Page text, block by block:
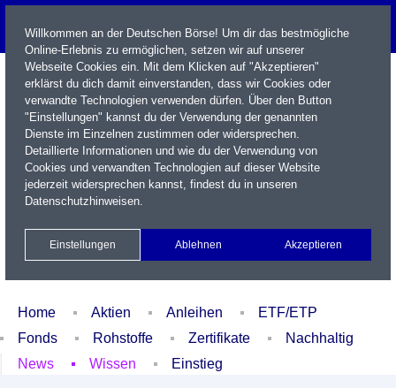
Name / WKN / ISIN / Kürzel
Xetra Realtime
Watchlist Portfolio Login
Home Aktien Anleihen
ETF/ETP
Fonds
Rohstoffe Zertifikate
Nachhaltig
News
Wissen Einstieg
Willkommen an der Deutschen Börse! Um dir das bestmögliche
Online-Erlebnis zu ermöglichen, setzen wir auf unserer
Webseite Cookies ein. Mit dem Klicken auf "Akzeptieren"
erklärst du dich damit einverstanden, dass wir Cookies oder
verwandte Technologien verwenden dürfen. Über den Button
"Einstellungen" kannst du der Verwendung der genannten
Dienste im Einzelnen zustimmen oder widersprechen.
Detaillierte Informationen und wie du der Verwendung von
Cookies und verwandten Technologien auf dieser Website
jederzeit widersprechen kannst, findest du in unseren
Datenschutzhinweisen.
Einstellungen Ablehnen Akzeptieren